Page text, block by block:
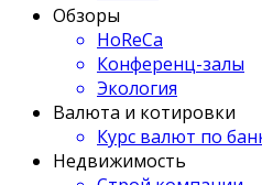
Обзоры
HoReCa
Конференц-залы
Экология
Валюта и котировки
Курс валют по
Недвижимость